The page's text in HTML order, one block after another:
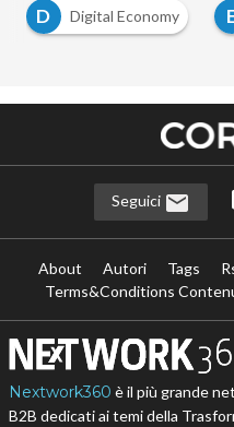
D Digital Economy
Seguici
About Autori Tags
Terms&Conditions
Nextwork360 è il più grande
B2B dedicati ai temi della